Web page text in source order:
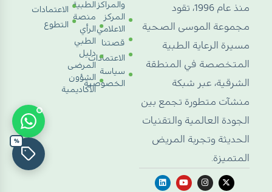
منذ عام 1996، تقود
مجموعة الموسى الصحية
مسيرة الرعاية الطبية
المتخصصة في المنطقة
الشرقية، عبر شبكة
منشآت متطورة تجمع بين
الجودة العالمية والتقنيات
الحديثة وتجربة المريض
المتميزة.
والمراكز
المركز
الاعلامي
قصتنا
الاعتمادات
سياسة
الخصوصية
الطبية
منصة
الرأي
الطبي
دليل
المرضى
الشؤون
الأكاديمية
الاعتمادات
التطوع
%